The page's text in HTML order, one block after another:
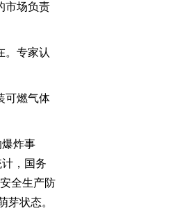
基因
市场负责
。专家认
可燃气体
炸事
，国务
全生产防
芽状态。